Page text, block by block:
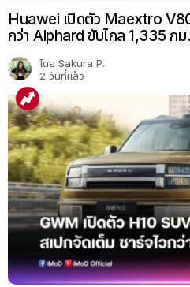
Huawei เปิดตัว Maextro
กว่า Alphard ขับไกล 1,335 ก
โดย Sakura P.
2 วันที่แล้ว